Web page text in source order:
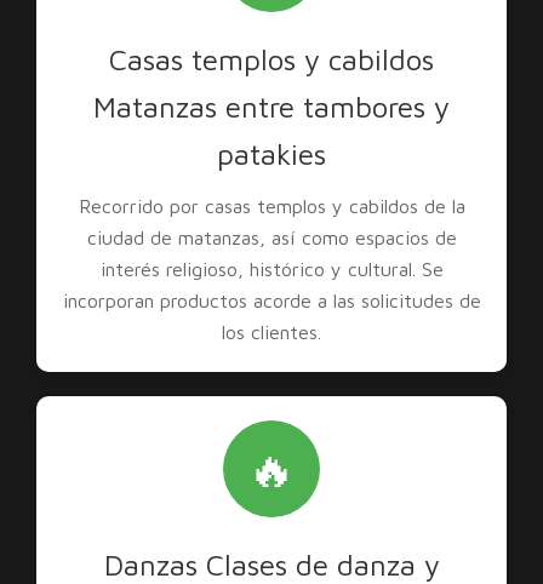
Casas templos y cabildos
Matanzas entre tambores y
patakies
Recorrido por casas templos y cabildos de la
ciudad de matanzas, así como espacios de
interés religioso, histórico y cultural. Se
incorporan productos acorde a las solicitudes de
los clientes.
🔥
Danzas Clases de danza y